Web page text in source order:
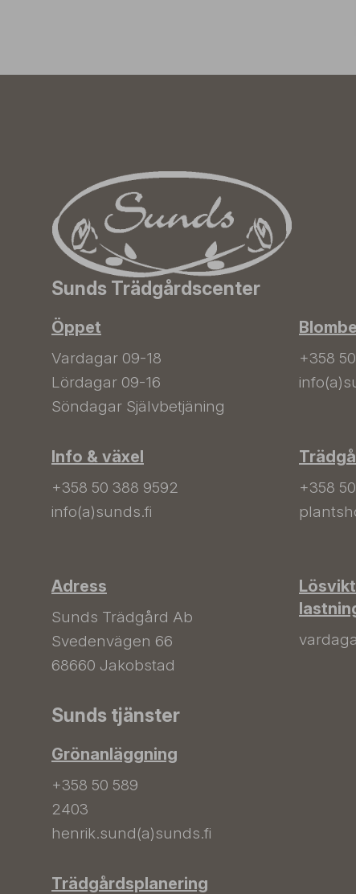
Sunds Trädgårdscenter
Öppet
Vardagar 09-18
Lördagar 09-16
Söndagar Självbetjäning
Info & växel
+358 50 388 9592
info(a)sunds.fi
Adress
Sunds Trädgård Ab
Svedenvägen 66
68660 Jakobstad
+358
+358
Sunds tjänster
Grönanläggning
+358 50 589
2403
henrik.sund(a)sunds.fi
Trädgårdsplanering